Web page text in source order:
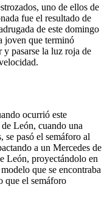
uno de ellos de
fue el resultado de
de este domingo
joven que terminó
y pasarse la luz roja de
ocurrió este
León, cuando una
pasó el semáforo al
a un Mercedes de
León, proyectándolo en
que se encontraba
que el semáforo